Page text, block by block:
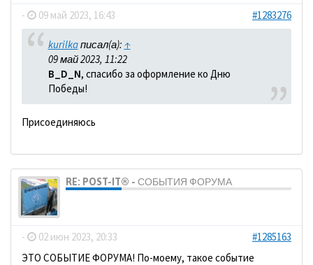
- 09 май 2023, 16:43 #1283276
kurilkaписал(а): ↑
09 май 2023, 11:22
B_D_N, спасибо за оформление ко Дню
Победы!
Присоединяюсь
RE: POST-IT® - СОБЫТИЯ ФОРУМА
- 02 июн 2023, 20:33
#1285163
ЭТО СОБЫТИЕ ФОРУМА! По-моему, такое событие